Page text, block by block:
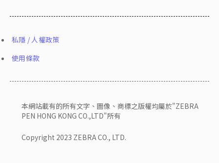
本網站載有的所有文字、圖像、商標之版權均屬於"ZEBRA
PEN HONG KONG CO.,LTD"所有
Copyright 2023 ZEBRA CO., LTD.
私隱 / 人權政策
使用條款